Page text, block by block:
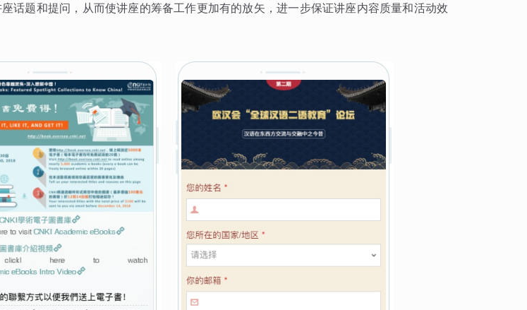
话题和提问，从而使讲座的筹备工作更加有的放矢，进一步保证讲座内容质量和活动效